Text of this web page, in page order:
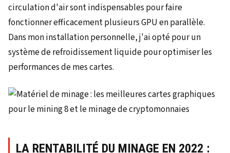
circulation d'air sont indispensables pour faire
fonctionner efficacement plusieurs GPU en parallèle.
Dans mon installation personnelle, j'ai opté pour un
système de refroidissement liquide pour optimiser les
performances de mes cartes.
LA RENTABILITÉ DU MINAGE EN 2022 :